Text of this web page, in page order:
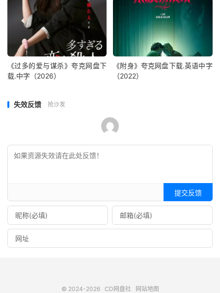
《过多的爱与谋杀》夸克网盘下
载.中字（2026）
《附身》夸克网盘下载.英语中字
（2022）
失效反馈 抢沙发
提交反馈
© 2024-2026 CD网盘社 网站地图